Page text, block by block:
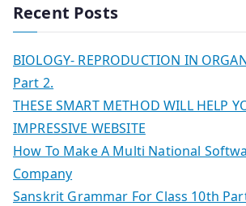
Recent Posts
BIOLOGY- REPRODUCTION IN
Part 2.
THESE SMART METHOD WILL HELP
IMPRESSIVE WEBSITE
How To Make A Multi National
Company
Sanskrit Grammar For Class 10th